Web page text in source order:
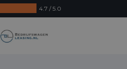
4.7 / 5.0